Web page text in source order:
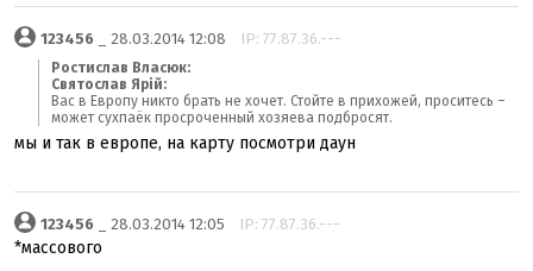
123456 _ 28.03.2014 12:08 IP: 77.87.36.---
Ростислав Власюк:
Святослав Ярій:
Вас в Европу никто брать не хочет. Стойте в прихожей, проситесь –
может сухпаёк просроченный хозяева подбросят.
мы и так в европе, на карту посмотри даун
123456 _ 28.03.2014 12:05 IP: 77.87.36.---
*массового